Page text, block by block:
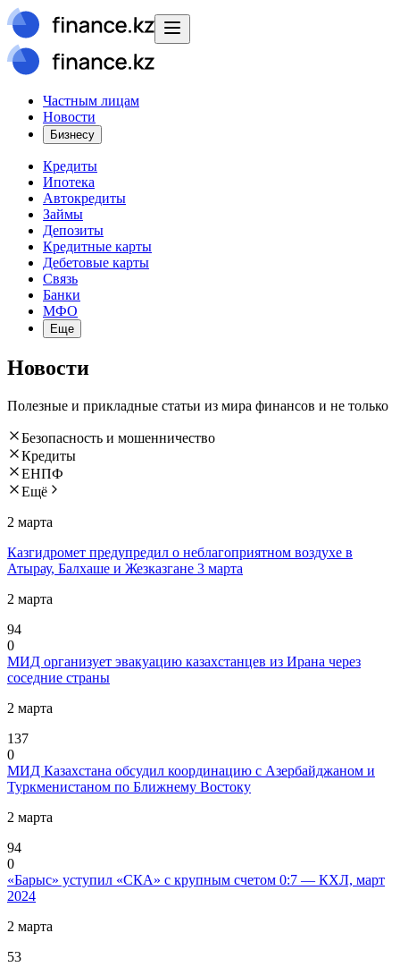
Частным лицам
Новости
Бизнесу
Кредиты
Ипотека
Автокредиты
Займы
Депозиты
Кредитные карты
Дебетовые карты
Связь
Банки
МФО
Еще
Новости
Полезные и прикладные статьи из мира финансов и не только
Безопасность и мошенничество
Кредиты
ЕНПФ
Ещё
2 марта
Казгидромет предупредил о неблагоприятном воздухе в
Атырау, Балхаше и Жезказгане 3 марта
2 марта
94
0
МИД организует эвакуацию казахстанцев из Ирана через
соседние страны
2 марта
137
0
МИД Казахстана обсудил координацию с Азербайджаном и
Туркменистаном по Ближнему Востоку
2 марта
94
0
«Барыс» уступил «СКА» с крупным счетом 0:7 — КХЛ, март
2024
2 марта
53